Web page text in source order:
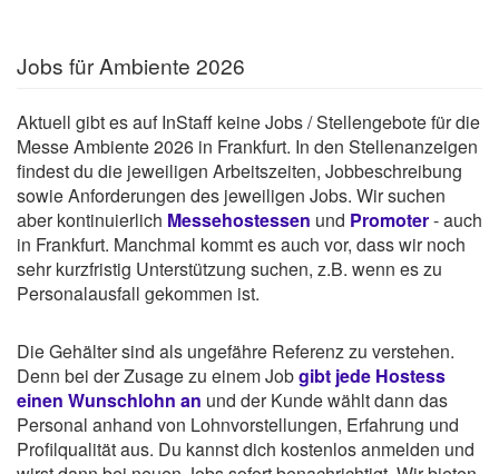
Jobs für Ambiente 2026
Aktuell gibt es auf InStaff keine Jobs / Stellengebote für die
Messe Ambiente 2026 in Frankfurt. In den Stellenanzeigen
findest du die jeweiligen Arbeitszeiten, Jobbeschreibung
sowie Anforderungen des jeweiligen Jobs. Wir suchen
aber kontinuierlich Messehostessen und Promoter- auch
in Frankfurt. Manchmal kommt es auch vor, dass wir noch
sehr kurzfristig Unterstützung suchen, z.B. wenn es zu
Personalausfall gekommen ist.
Die Gehälter sind als ungefähre Referenz zu verstehen.
Denn bei der Zusage zu einem Jobgibt jede Hostess
einen Wunschlohn an und der Kunde wählt dann das
Personal anhand von Lohnvorstellungen, Erfahrung und
Profilqualität aus. Du kannst dich kostenlos anmelden und